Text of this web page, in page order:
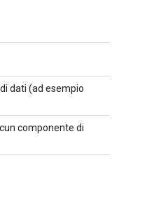
dati (ad esempio
componente di